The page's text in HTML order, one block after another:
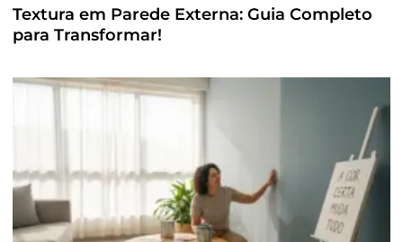
Textura em Parede Externa: Guia Completo
para Transformar!